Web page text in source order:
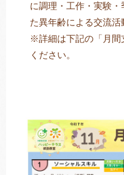
に調理・工作・実験
た異年齢による交流活
※詳細は下記の「月間
ください。